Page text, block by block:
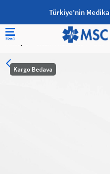
Türkiye'nin
Anasayfa DİĞER KATEGORİLER SARF
Kargo Bedava